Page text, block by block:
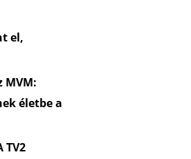
el,
MVM:
életbe a
TV2